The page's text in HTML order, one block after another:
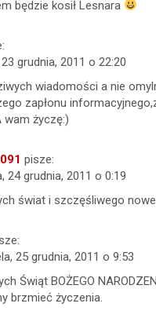
będzie kosił Lesnara
grudnia, 2011 o 22:20
wiadomości a nie
zapłonu
wam życzę:)
pisze:
24 grudnia, 2011 o 0:19
świat i szczęśliwego
25 grudnia, 2011 o 9:53
Świąt BOŻEGO
brzmieć życzenia.